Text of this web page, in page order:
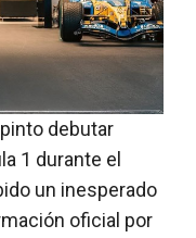
debutar
1 durante el
un inesperado
oficial por